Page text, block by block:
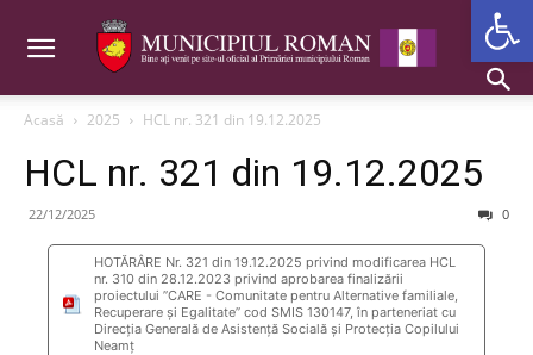
Acasă 2025 HCL nr. 321 din 19.12.2025
HCL nr. 321 din 19.12.2025
22/12/2025 0
HOTĂRÂRE Nr. 321 din 19.12.2025 privind modificarea HCL
nr. 310 din 28.12.2023 privind aprobarea finalizării
proiectului ”CARE - Comunitate pentru Alternative familiale,
Recuperare și Egalitate” cod SMIS 130147, în parteneriat cu
Direcția Generală de Asistență Socială și Protecția Copilului
Neamț